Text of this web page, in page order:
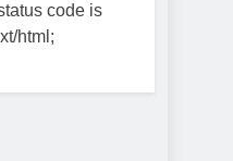
code is
html;